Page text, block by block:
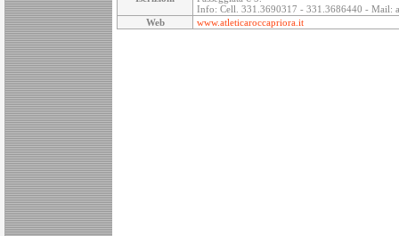
Info: Cell. 331.3690317 - 331.3686440 - Mail:
Web
www.atleticaroccapriora.it